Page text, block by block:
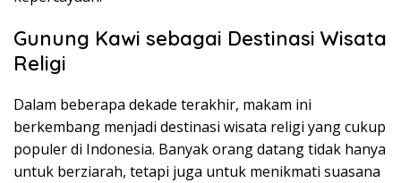
Gunung Kawi sebagai Destinasi Wisata
Religi
Dalam beberapa dekade terakhir, makam ini
berkembang menjadi destinasi wisata religi yang cukup
populer di Indonesia. Banyak orang datang tidak hanya
untuk berziarah, tetapi juga untuk menikmati suasana